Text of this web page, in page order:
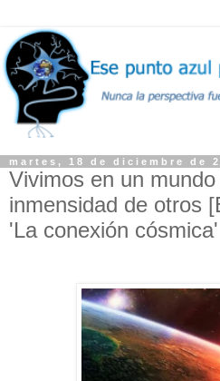
martes, 18 de diciembre de
Vivimos en un
inmensidad de otros
'La conexión